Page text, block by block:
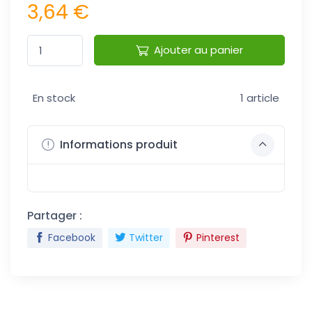
3,64 €
Ajouter au panier
En stock 1 article
Informations produit
Partager :
Facebook Twitter Pinterest